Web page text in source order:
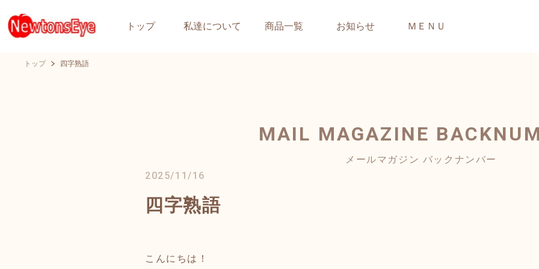
トップ 私達について 商品一覧 お知らせ ＭＥＮＵ
トップ 四字熟語
MAIL MAGAZINE
メールマガジン バックナンバー
2025/11/16
四字熟語
こんにちは！